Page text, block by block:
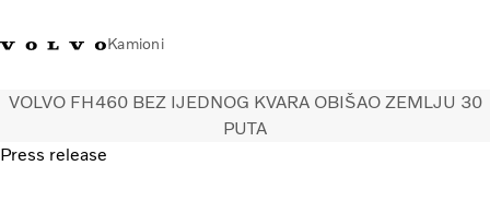
Kamioni
Volvo Trucks Bosna i
Prodavaonica Volvo Trucks
promo materijala
Prijava
Bosna I
VOLVO FH460 BEZ IJEDNOG KVARA OBIŠAO ZEMLJU 30
PUTA
Press release